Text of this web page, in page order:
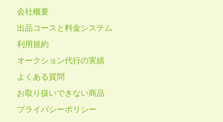
会社概要
出品コースと料金システム
利用規約
オークション代行の実績
よくある質問
お取り扱いできない商品
プライバシーポリシー